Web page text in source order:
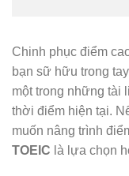
Chinh phục điểm
bạn sữ hữu trong
một trong những tài
thời điểm hiện tại.
muốn nâng trình
TOEIC là lựa chọn